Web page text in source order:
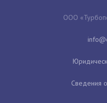
ООО
Сведения